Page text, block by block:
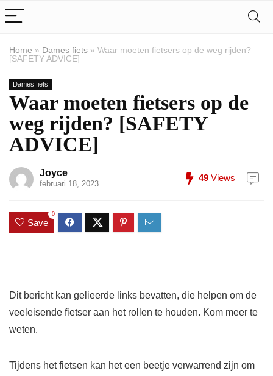
Home » Dames fiets » Waar moeten fietsers op de weg rijden?
[SAFETY ADVICE]
Dames fiets
Waar moeten fietsers op de
weg rijden? [SAFETY
ADVICE]
Joyce
februari 18, 2023
49 Views
Save
0
Dit bericht kan gelieerde links bevatten, die helpen om de
veeleisende fietser aan het rollen te houden. Kom meer te
weten.
Tijdens het fietsen kan het een beetje verwarrend zijn om